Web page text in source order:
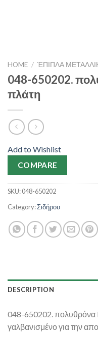
HOME / ΈΠΙΠΛΑ
048-650202.
πλάτη
Add to Wishlist
COMPARE
SKU:048-650202
Category:Σιδήρου
DESCRIPTION
048-650202. πολυθρόνα
γαλβανισμένο για την